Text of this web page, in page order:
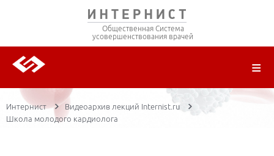
Общественная Система
усовершенствования врачей
ЦИКЛЫ ПЕРЕДАЧ
Интернист
Видеоархив лекций Internist.ru
Школа молодого кардиолога